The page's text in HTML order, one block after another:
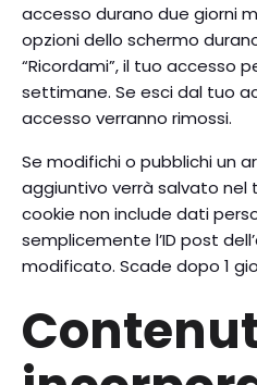
accesso durano due giorni
opzioni dello schermo
“Ricordami”, il tuo accesso
settimane. Se esci dal tuo
accesso verranno rimossi.
Se modifichi o pubblichi un
aggiuntivo verrà salvato nel
cookie non include dati
semplicemente l’ID post
modificato. Scade dopo 1